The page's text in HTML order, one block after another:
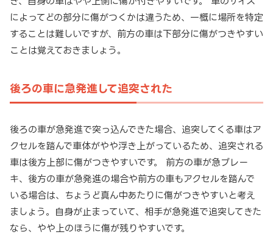
によってどの部分に傷がつくかは違うため、一概に場所を特定
することは難しいですが、前方の車は下部分に傷がつきやすい
ことは覚えておきましょう。
後ろの車に急発進して追突された
後ろの車が急発進で突っ込んできた場合、追突してくる車はア
クセルを踏んで車体がやや浮き上がっているため、追突される
車は後方上部に傷がつきやすいです。 前方の車が急ブレー
キ、後方の車が急発進の場合や前方の車もアクセルを踏んで
いる場合は、ちょうど真ん中あたりに傷がつきやすいと考え
ましょう。自身が止まっていて、相手が急発進で追突してきた
なら、やや上のほうに傷が残りやすいです。